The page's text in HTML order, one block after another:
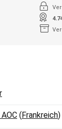
(Frankreich)